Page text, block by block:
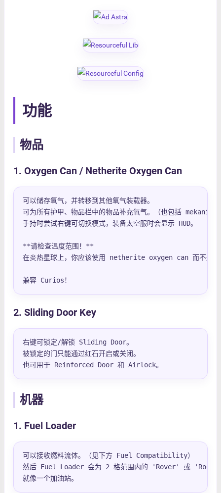
功能
物品
1. Oxygen Can / Netherite Oxygen Can
可以储存氧气，并转移到其他氧气装载器。
可为所有护甲、物品栏中的物品补充氧气。（也包括
手持时尝试右键可切换模式，装备太空服时会显示 HUD。
**请检查温度范围！**
在炎热星球上，你应该使用 netherite oxygen can 而不是普
兼容 Curios！
2. Sliding Door Key
右键可锁定/解锁 Sliding Door。
被锁定的门只能通过红石开启或关闭。
也可用于 Reinforced Door 和 Airlock。
机器
1. Fuel Loader
可以接收燃料流体。（见下方 Fuel Compatibility）
然后 Fuel Loader 会为 2 格范围内的 'Rover' 或
就像一个加油站。